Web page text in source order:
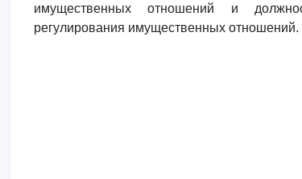
имущественных отношений и
регулирования имущественных отношений.